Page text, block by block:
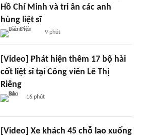
Hồ Chí Minh và tri ân các anh
hùng liệt sĩ
9 phút
[Video] Phát hiện thêm 17 bộ hài
cốt liệt sĩ tại Công viên Lê Thị
Riêng
16 phút
[Video] Xe khách 45 chỗ lao xuống